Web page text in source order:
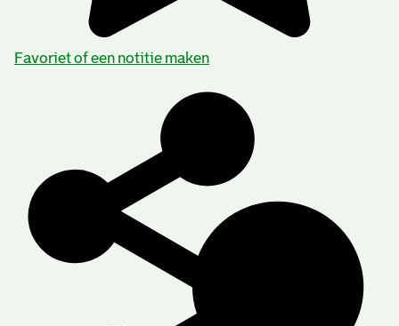
Families en Personen
Favoriet of een notitie maken